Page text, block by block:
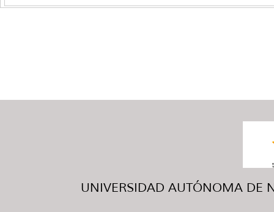
UNIVERSIDAD AUTÓNOMA DE